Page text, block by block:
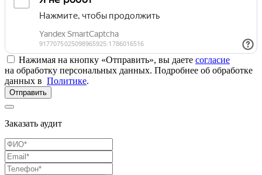
Нажимая на кнопку «Отправить», вы даете согласие
на обработку персональных данных. Подробнее об обработке
данных в Политике.
Отправить
Заказать аудит